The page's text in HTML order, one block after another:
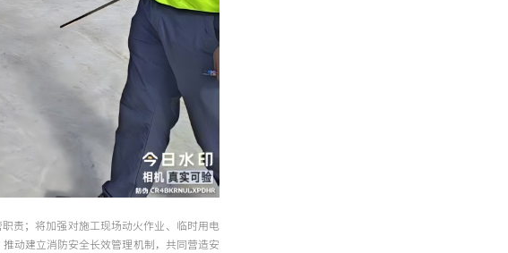
责；将加强对施工现场动火作业、临时用电
动建立消防安全长效管理机制，共同营造安